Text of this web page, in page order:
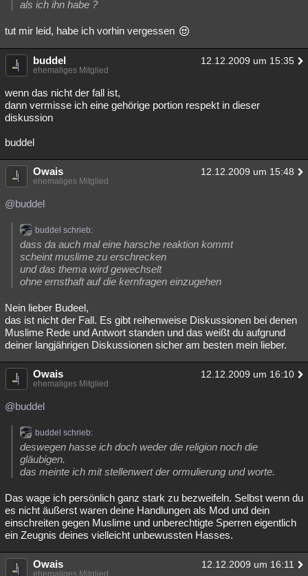
als ich ihn habe ?
tut mir leid, habe ich vorhin vergessen
buddel 12.12.2009 um 15:35
ehemaliges Mitglied
wenn das nicht der fall ist,
dann vermisse ich eine gehörige portion respekt in dieser
diskussion
buddel
Owais 12.12.2009 um 15:48
ehemaliges Mitglied
@buddel
buddel schrieb:
dass da auch mal eine harsche reaktion kommt
scheint muslime zu erschrecken
und das thema wird gewechselt
ohne ernsthaft auf die kernfragen einzugehen
Nein lieber Budeel,
das ist nicht der Fall. Es gibt reihenweise Diskussionen bei denen
Muslime Rede und Antwort standen und das weißt du aufgrund
deiner langjährigen Diskussionen sicher am besten mein lieber.
Owais 12.12.2009 um 16:10
ehemaliges Mitglied
@buddel
buddel schrieb:
deswegen hasse ich doch weder die religion noch die
gläubigen.
das meinte ich mit stellenwert der ormulierung und worte.
Das wage ich persönlich ganz stark zu bezweifeln. Selbst wenn du
es nicht äußerst waren deine Handlungen als Mod und dein
einschreiten gegen Muslime und unberechtigte Sperren eigentlich
ein Zeugnis deines vielleicht unbewussten Hasses.
Owais 12.12.2009 um 16:11
ehemaliges Mitglied